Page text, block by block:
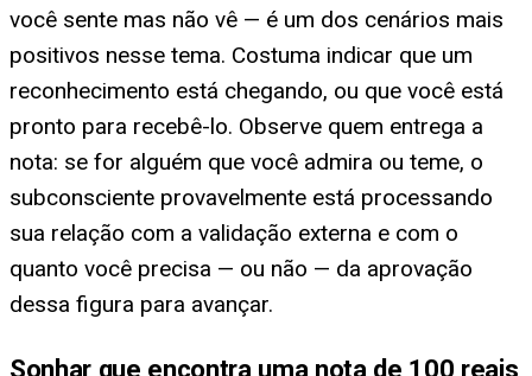
você sente mas não vê — é um dos cenários mais
positivos nesse tema. Costuma indicar que um
reconhecimento está chegando, ou que você está
pronto para recebê-lo. Observe quem entrega a
nota: se for alguém que você admira ou teme, o
subconsciente provavelmente está processando
sua relação com a validação externa e com o
quanto você precisa — ou não — da aprovação
dessa figura para avançar.
Sonhar que encontra uma nota de 100 reais